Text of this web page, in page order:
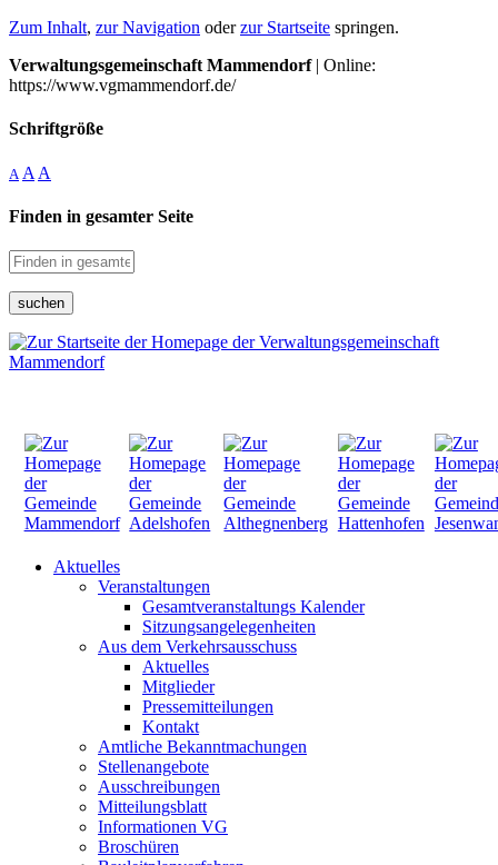
Zum Inhalt, zur Navigation oderzur Startseite springen.
Verwaltungsgemeinschaft Mammendorf| Online:
https://www.vgmammendorf.de/
Schriftgröße
A A A
Finden in gesamter Seite
suchen
Aktuelles
Veranstaltungen
Gesamtveranstaltungs Kalender
Sitzungsangelegenheiten
Aus dem Verkehrsausschuss
Aktuelles
Mitglieder
Pressemitteilungen
Kontakt
Amtliche Bekanntmachungen
Stellenangebote
Ausschreibungen
Mitteilungsblatt
Informationen VG
Broschüren